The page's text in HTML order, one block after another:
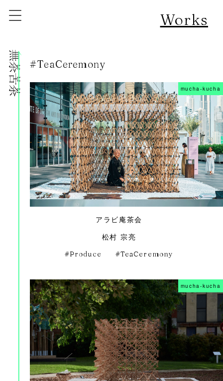
Works
#TeaCeremony
mucha-kucha
アラビ庵茶会
松村 宗亮
Produce TeaCeremony
mucha-kucha